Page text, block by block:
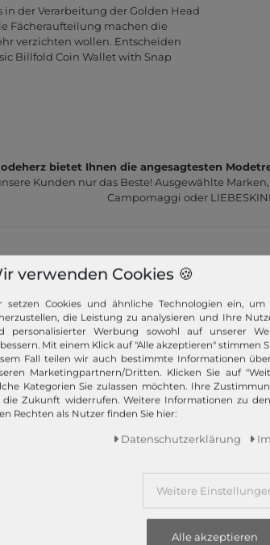
der Verarbeitung der Golden Head
Fächeraufteilung machen die
verzichten wollen. Entscheiden
Billfold Coin Wallet with Snap
bietet Ihnen die angesagtesten
Kunden nur das Beste! Ausgewählte Marken,
Campomaggi oder
Schneller
Wir versenden Ihre Bestellung
Premiumversand.
Mehr dazu!
Informationen
PayPal,
verwenden Cookies 🍪
setzen Cookies und ähnliche Technologien ein,
die Leistung zu analysieren und Ihre
personalisierter Werbung sowohl auf unserer
Mit einem Klick auf "Alle akzeptieren" stimmen
Fall teilen wir auch bestimmte Informationen
Marketingpartnern/Dritten. Klicken Sie auf
Kategorien Sie zulassen möchten. Ihre
Zukunft widerrufen. Weitere Informationen zu
Rechten als Nutzer finden Sie hier:
Daten­schutz­erklärung
Weitere
Alle akzeptieren